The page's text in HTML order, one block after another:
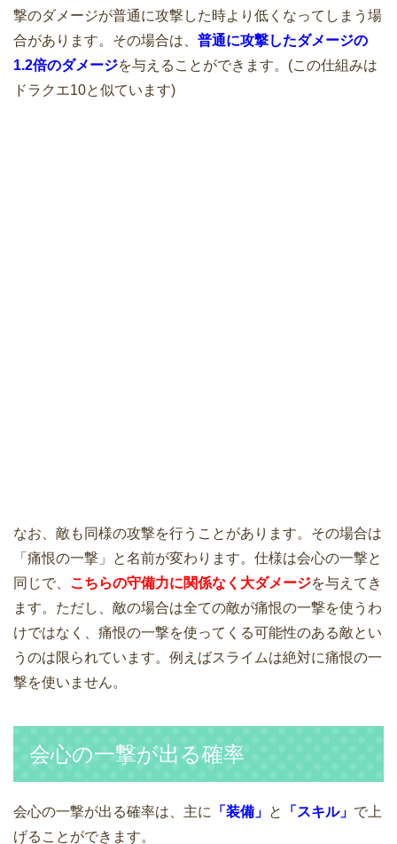
撃のダメージが普通に攻撃した時より低くなってしまう場
合があります。その場合は、 普通に攻撃したダメージの
1.2倍のダメージを与えることができます。(この仕組みは
ドラクエ10と似ています)
なお、敵も同様の攻撃を行うことがあります。その場合は
「痛恨の一撃」と名前が変わります。仕様は会心の一撃と
同じで、 こちらの守備力に関係なく大ダメージを与えてき
ます。ただし、敵の場合は全ての敵が痛恨の一撃を使うわ
けではなく、痛恨の一撃を使ってくる可能性のある敵とい
うのは限られています。例えばスライムは絶対に痛恨の一
撃を使いません。
会心の一撃が出る確率
会心の一撃が出る確率は、主に 「装備」 と 「スキル」 で上
げることができます。